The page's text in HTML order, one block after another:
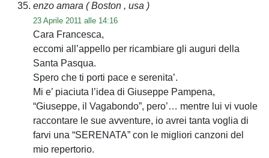
enzo amara ( Boston , usa )
23 Aprile 2011 alle 14:16
Cara Francesca,
eccomi all’appello per ricambiare gli auguri della
Santa Pasqua.
Spero che ti porti pace e serenita’.
Mi e’ piaciuta l’idea di Giuseppe Pampena,
“Giuseppe, il Vagabondo”, pero’… mentre lui vi vuole
raccontare le sue avventure, io avrei tanta voglia di
farvi una “SERENATA” con le migliori canzoni del
mio repertorio.